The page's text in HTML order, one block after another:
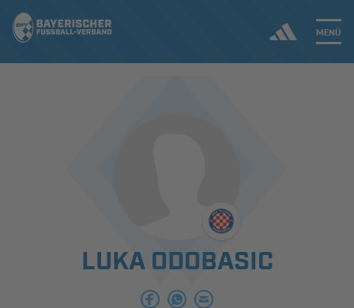
MENÜ
SPIELBETRIEB & VERBANDSLEBEN
AUSBILDUNG & FÖRDERUNG
LUKA ODOBASIC